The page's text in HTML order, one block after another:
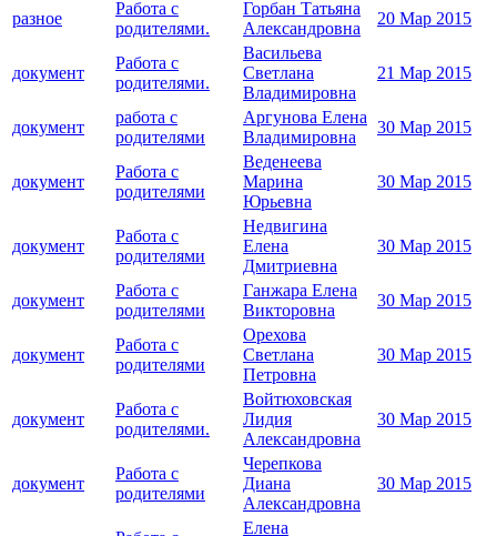
разное
Работа с
родителями.
Горбан Татьяна
Александровна
20 Мар 2015
документ
Работа с
родителями.
Васильева
Светлана
Владимировна
21 Мар 2015
документ
работа с
родителями
Аргунова Елена
Владимировна
30 Мар 2015
документ
Работа с
родителями
Веденеева
Марина
Юрьевна
30 Мар 2015
документ
Работа с
родителями
Недвигина
Елена
Дмитриевна
30 Мар 2015
документ
Работа с
родителями
Ганжара Елена
Викторовна
30 Мар 2015
документ
Работа с
родителями
Орехова
Светлана
Петровна
30 Мар 2015
документ
Работа с
родителями.
Войтюховская
Лидия
Александровна
30 Мар 2015
документ
Работа с
родителями
Черепкова
Диана
Александровна
30 Мар 2015
Елена